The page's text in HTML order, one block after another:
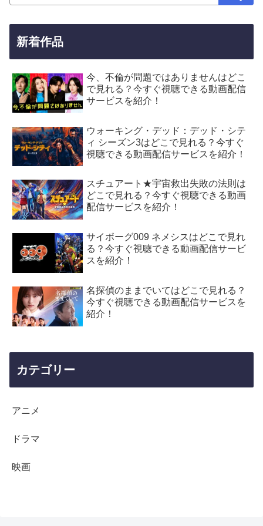
新着作品
今、不倫が問題ではありませんはどこ
で見れる？今すぐ視聴できる動画配信
サービスを紹介！
ウォーキング・デッド：デッド・シテ
ィ シーズン3はどこで見れる？今すぐ
視聴できる動画配信サービスを紹介！
スチュアート★宇宙救出失敗の法則は
どこで見れる？今すぐ視聴できる動画
配信サービスを紹介！
サイボーグ009 ネメシスはどこで見れ
る？今すぐ視聴できる動画配信サービ
スを紹介！
名探偵のままでいてはどこで見れる？
今すぐ視聴できる動画配信サービスを
紹介！
カテゴリー
アニメ
ドラマ
映画